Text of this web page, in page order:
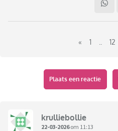
« 1 12
Plaats een reactie
krulliebollie
22-03-2026om 11:13